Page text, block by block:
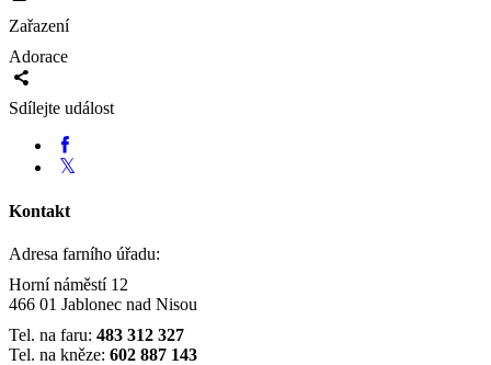
Zařazení
Adorace
Sdílejte událost
Kontakt
Adresa farního úřadu:
Horní náměstí 12
466 01 Jablonec nad Nisou
Tel. na faru: 483 312 327
Tel. na kněze: 602 887 143